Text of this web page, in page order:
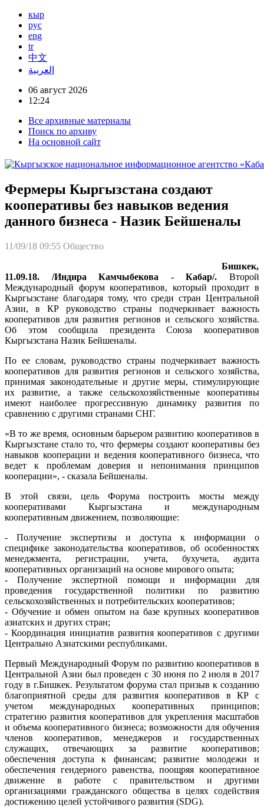
кыр
рус
eng
tr
中文
العربية
06 август 2026
12:24
Все архивные материалы
Поиск по архиву
На основной сайт
Фермеры Кыргызстана создают
кооперативы без навыков ведения
данного бизнеса - Назик Бейшеналы
11/09/18 09:55 Общество
Бишкек,
11.09.18. /Индира Камчыбекова - Кабар/. Второй
Международный форум кооперативов, который проходит в
Кыргызстане благодаря тому, что среди стран Центральной
Азии, в КР руководство страны подчеркивает важность
кооперативов для развития регионов и сельского хозяйства.
Об этом сообщила президента Союза кооперативов
Кыргызстана Назик Бейшеналы.
По ее словам, руководство страны подчеркивает важность
кооперативов для развития регионов и сельского хозяйства,
принимая законодательные и другие меры, стимулирующие
их развитие, а также сельскохозяйственные кооперативы
имеют наиболее прогрессивную динамику развития по
сравнению с другими странами СНГ.
«В то же время, основным барьером развитию кооперативов в
Кыргызстане стало то, что фермеры создают кооперативы без
навыков кооперации и ведения кооперативного бизнеса, что
ведет к проблемам доверия и непонимания принципов
кооперации», - сказала Бейшеналы.
В этой связи, цель Форума построить мосты между
кооперативами Кыргызстана и международным
кооперативным движением, позволяющие:
- Получение экспертизы и доступа к информации о
специфике законодательства кооперативов, об особенностях
менеджмента, регистрации, учета, бухучета, аудита
кооперативных организаций на основе мирового опыта;
- Получение экспертной помощи и информации для
проведения государственной политики по развитию
сельскохозяйственных и потребительских кооперативов;
- Обучение и обмен опытом на базе крупных кооперативов
азиатских и других стран;
- Координация инициатив развития кооперативов с другими
Центрально Азиатскими республиками.
Первый Международный Форум по развитию кооперативов в
Центральной Азии был проведен с 30 июня по 2 июля в 2017
году в г.Бишкек. Результатом форума стал призыв к созданию
благоприятной среды для развития кооперативов в КР с
учетом международных кооперативных принципов;
стратегию развития кооперативов для укрепления масштабов
и объема кооперативного бизнеса; возможности для обучения
членов кооперативов, менеджеров и государственных
служащих, отвечающих за развитие кооперативов;
обеспечения доступа к финансам; развитие молодежи и
обеспечения гендерного равенства, поощряя кооперативное
движение в работе с правительством и другими
организациями гражданского общества в целях содействия
достижению целей устойчивого развития (SDG).